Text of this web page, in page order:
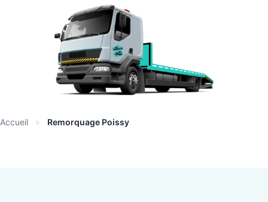
Accueil » Remorquage Poissy